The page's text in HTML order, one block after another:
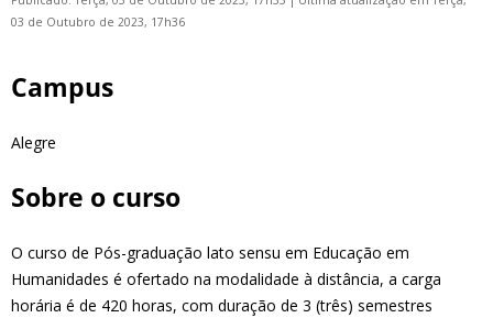
03 de Outubro de 2023, 17h36
Campus
Alegre
Sobre o curso
O curso de Pós-graduação lato sensu em Educação em
Humanidades é ofertado na modalidade à distância, a carga
horária é de 420 horas, com duração de 3 (três) semestres